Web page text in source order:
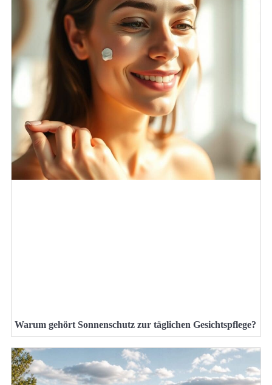
Warum gehört Sonnenschutz zur täglichen Gesichtspflege?